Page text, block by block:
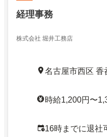
経理事務
株式会社 堀井工務店
名古屋市西区 香
時給1,200円〜
16時までに退社